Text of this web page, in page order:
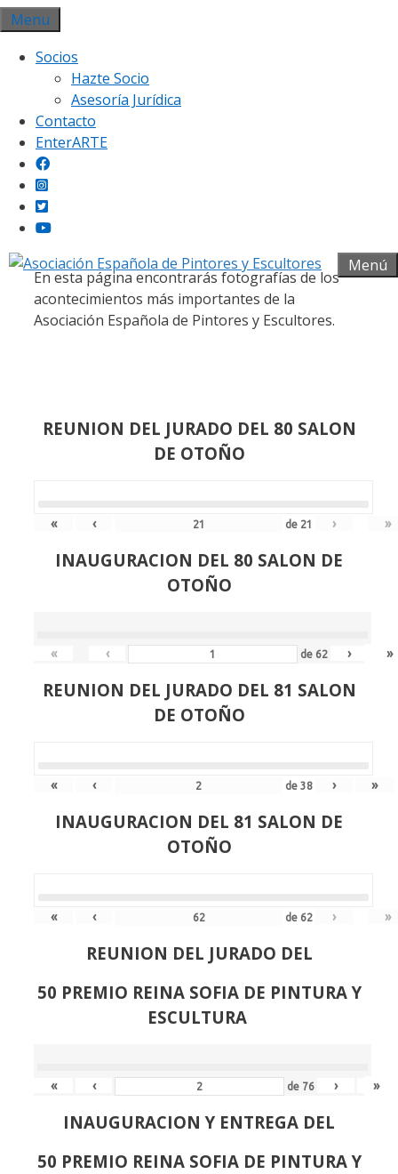
Saltar
al
contenido
Menu
Socios
Hazte Socio
Asesoría Jurídica
Contacto
EnterARTE
Menú
Galería fotográfica
En esta página encontrarás fotografías de los
acontecimientos más importantes de la
Asociación Española de Pintores y Escultores.
REUNION DEL JURADO DEL 80 SALON
DE OTOÑO
« ‹ de 21 › »
INAUGURACION DEL 80 SALON DE
OTOÑO
« ‹ de 62 › »
REUNION DEL JURADO DEL 81 SALON
DE OTOÑO
« ‹ de38 › »
INAUGURACION DEL 81 SALON DE
OTOÑO
« ‹ de 62 › »
REUNION DEL JURADO DEL
50 PREMIO REINA SOFIA DE PINTURA Y
ESCULTURA
« ‹ de 76 › »
INAUGURACION Y ENTREGA DEL
50 PREMIO REINA SOFIA DE PINTURA Y